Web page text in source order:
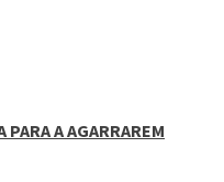
A AGARRAREM